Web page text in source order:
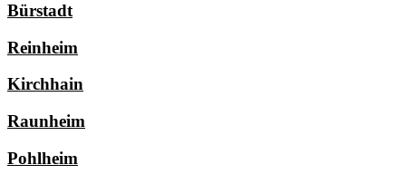
Bürstadt
Reinheim
Kirchhain
Raunheim
Pohlheim